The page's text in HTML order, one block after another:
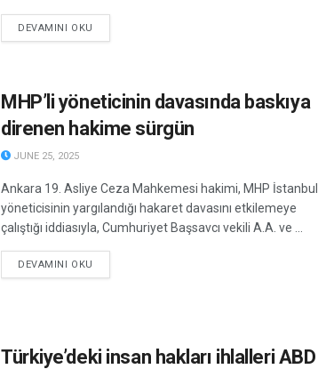
DEVAMINI OKU
MHP’li yöneticinin davasında baskıya
direnen hakime sürgün
JUNE 25, 2025
Ankara 19. Asliye Ceza Mahkemesi hakimi, MHP İstanbul
yöneticisinin yargılandığı hakaret davasını etkilemeye
çalıştığı iddiasıyla, Cumhuriyet Başsavcı vekili A.A. ve ...
DEVAMINI OKU
Türkiye’deki insan hakları ihlalleri ABD